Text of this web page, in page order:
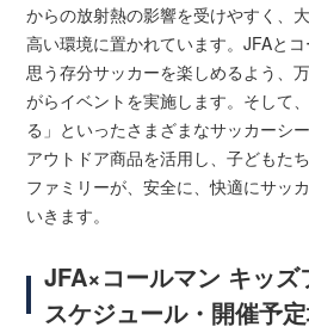
からの放射熱の影響を受けやすく、
高い環境に置かれています。JFAと
思う存分サッカーを楽しめるよう、
がらイベントを実施します。そして
る」といったさまざまなサッカーシ
アウトドア商品を活用し、子どもた
ファミリーが、安全に、快適にサッ
いきます。
JFA×コールマン キッ
スケジュール・開催予